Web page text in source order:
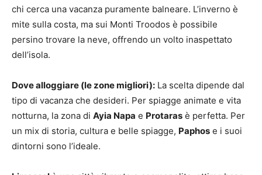
chi cerca una vacanza puramente balneare. L’inverno è
mite sulla costa, ma sui Monti Troodos è possibile
persino trovare la neve, offrendo un volto inaspettato
dell’isola.
Dove alloggiare (le zone migliori): La scelta dipende dal
tipo di vacanza che desideri. Per spiagge animate e vita
notturna, la zona di Ayia Napa e Protaras è perfetta. Per
un mix di storia, cultura e belle spiagge, Paphos e i suoi
dintorni sono l’ideale.